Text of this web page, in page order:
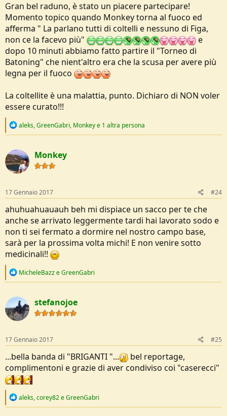
Gran bel raduno, è stato un piacere partecipare!
Momento topico quando Monkey torna al fuoco ed
afferma " La parlano tutti di coltelli e nessuno di Figa,
non ce la facevo più"
e
dopo 10 minuti abbiamo fatto partire il "Torneo di
Batoning" che nient'altro era che la scusa per avere più
legna per il fuoco
La coltellite è una malattia, punto. Dichiaro di NON voler
essere curato!!!
R
c
t
i
o
s
:
aleks,GreenGabri, Monkeye 1 altra persona
Monkey
17 Gennaio 2017 #24
ahuhuahuauauh beh mi dispiace un sacco per te che
anche se arrivato leggermente tardi hai lavorato sodo e
non ti sei fermato a dormire nel nostro campo base,
sarà per la prossima volta michi! E non venire sotto
medicinali!!
R
c
t
i
o
s
:
MicheleBazzeGreenGabri
stefanojoe
17 Gennaio 2017 #25
...bella banda di "BRIGANTI "...
bel reportage,
complimentoni e grazie di aver condiviso coi "caserecci"
R
aleks,corey82eGreenGabri